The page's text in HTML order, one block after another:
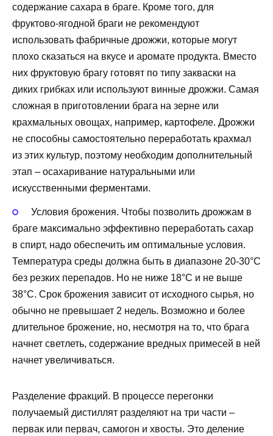
содержание сахара в браге. Кроме того, для
фруктово-ягодной браги не рекомендуют
использовать фабричные дрожжи, которые могут
плохо сказаться на вкусе и аромате продукта. Вместо
них фруктовую брагу готовят по типу закваски на
диких грибках или используют винные дрожжи. Самая
сложная в приготовлении брага на зерне или
крахмальных овощах, например, картофеле. Дрожжи
не способны самостоятельно переработать крахмал
из этих культур, поэтому необходим дополнительный
этап – осахаривание натуральными или
искусственными ферментами.
Условия брожения. Чтобы позволить дрожжам в
браге максимально эффективно переработать сахар
в спирт, надо обеспечить им оптимальные условия.
Температура среды должна быть в диапазоне 20-30°С
без резких перепадов. Но не ниже 18°С и не выше
38°С. Срок брожения зависит от исходного сырья, но
обычно не превышает 2 недель. Возможно и более
длительное брожение, но, несмотря на то, что брага
начнет светлеть, содержание вредных примесей в ней
начнет увеличиваться.
Разделение фракций. В процессе перегонки
получаемый дистиллят разделяют на три части –
первак или первач, самогон и хвосты. Это деление